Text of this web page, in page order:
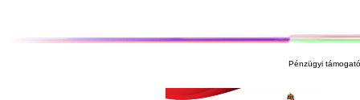
Pénzügyi